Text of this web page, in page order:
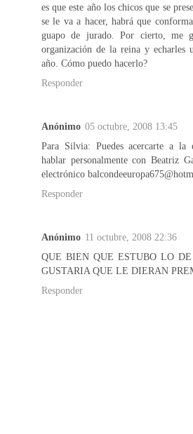
es que este año los chicos que se
se le va a hacer, habrá que
guapo de jurado. Por cierto, me
organización de la reina y echarles
año. Cómo puedo hacerlo?
Responder
Anónimo 05 octubre, 2008 13:45
Para Silvia: Puedes acercarte a la
hablar personalmente con Beatriz
electrónico
Responder
Anónimo 11 octubre, 2008 22:36
QUE BIEN QUE ESTUBO LO
GUSTARIA QUE LE DIERAN
Responder